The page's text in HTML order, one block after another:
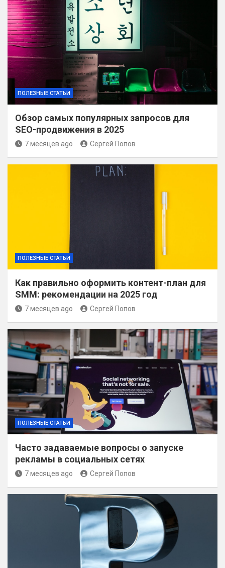
ПОЛЕЗНЫЕ СТАТЬИ
Обзор самых популярных запросов для
SEO-продвижения в 2025
7 месяцев ago Сергей Попов
ПОЛЕЗНЫЕ СТАТЬИ
Как правильно оформить контент-план для
SMM: рекомендации на 2025 год
7 месяцев ago Сергей Попов
ПОЛЕЗНЫЕ СТАТЬИ
Часто задаваемые вопросы о запуске
рекламы в социальных сетях
7 месяцев ago Сергей Попов